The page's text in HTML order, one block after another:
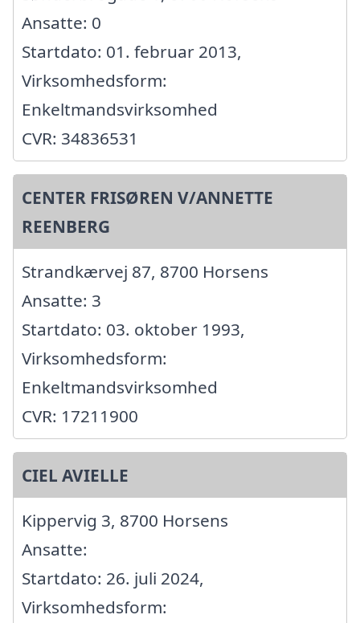
Ansatte: 0
Startdato: 01. februar 2013,
Virksomhedsform:
Enkeltmandsvirksomhed
CVR: 34836531
CENTER FRISØREN V/ANNETTE
REENBERG
Strandkærvej 87, 8700 Horsens
Ansatte: 3
Startdato: 03. oktober 1993,
Virksomhedsform:
Enkeltmandsvirksomhed
CVR: 17211900
CIEL AVIELLE
Kippervig 3, 8700 Horsens
Ansatte:
Startdato: 26. juli 2024,
Virksomhedsform: